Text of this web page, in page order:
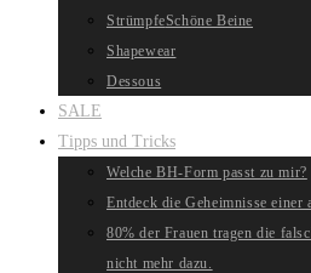
StrümpfeSchöne Beine
Shapewear
Dessous
SALE
Tipps und Tricks
Welche BH-Form passt zu mir?
Entdeck die Geheimnisse einer
80% der Frauen tragen die
nicht mehr dazu.